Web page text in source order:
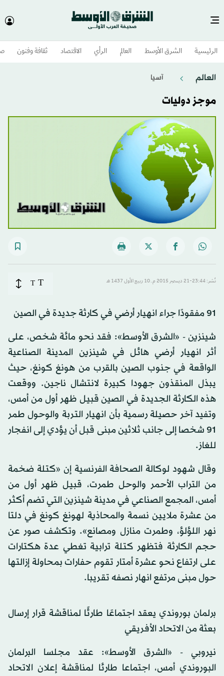
الرئيسية الشرق الأوسط​ العالم الرأي الاقتصاد ثقافة وفنون
العالم آسيا
موجز دوليات
نُشر: 23:44-21 ديسمبر 2015 م ـ 10 ربيع الأول 1437 هـ T
T
91 مفقودًا جراء انهيار أرضي في كارثة جديدة في الصين
شينزين - «الشرق الأوسط»: فقد نحو مائة شخص، على
أثر انهيار أرضي هائل في شينزين المدينة الصناعية
الواقعة في جنوب الصين بالقرب من هونغ كونغ، حيث
يبذل المنقذون جهودا كبيرة لانتشال ناجين. ووقعت
هذه الكارثة الجديدة في الصين قبيل ظهر أول من أمس،
وتفيد آخر حصيلة رسمية بأن انهيار التربة والوحول طمر
91 شخصا إلى جانب ثلاثين مبنى قبل أن يؤدي إلى انفجار
للغاز.
وقال شهود لوكالة الصحافة الفرنسية إن «كتلة ضخمة
من التراب الأحمر والوحل طمرت، قبيل ظهر أول من
أمس، المجمع الصناعي في مدينة شينزين التي تضم أكثر
من عشرة ملايين نسمة والمحاذية لهونغ كونغ في دلتا
نهر اللؤلؤ، وطمرت منازل ومصانع». وتكشف صور عن
حجم الكارثة فتظهر كتلة ترابية تغطي عدة هكتارات
على ارتفاع نحو عشرة أمتار تقوم حفارات بمحاولة إزالتها
حول مبنى مرتفع انهار نصفه تقريبا.
برلمان بوروندي يعقد اجتماعًا طارئًا لمناقشة قرار إرسال
بعثة من الاتحاد الأفريقي
نيروبي - «الشرق الأوسط»: عقد مجلسا البرلمان
البوروندي أمس، اجتماعا طارئا لمناقشة إعلان الاتحاد